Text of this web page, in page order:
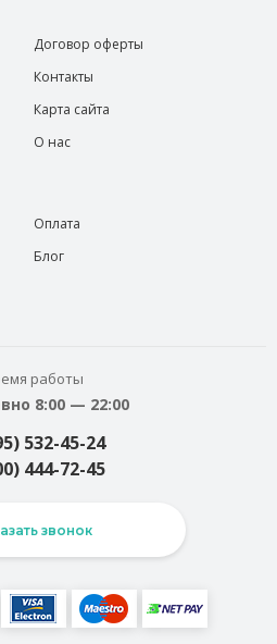
Договор оферты
Контакты
Карта сайта
О нас
Оплата
Блог
работы
8:00 — 22:00
532-45-24
444-72-45
звонок